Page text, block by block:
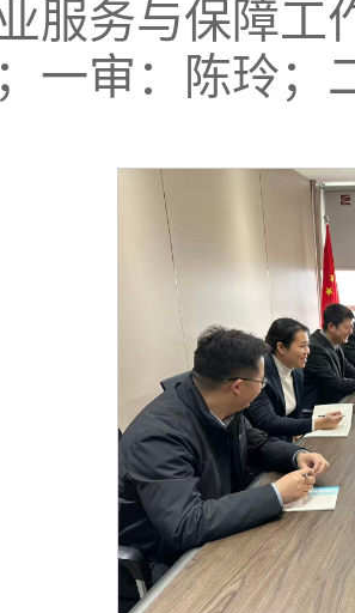
服务与保障工
一审：陈玲；